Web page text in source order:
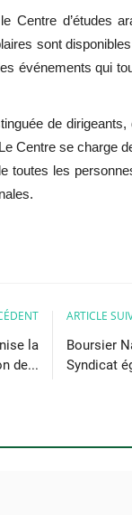
Centre d’études
sont
événements qui
de
Centre se charge
toutes les
la
de...
ARTICLE
Boursier
Syndicat